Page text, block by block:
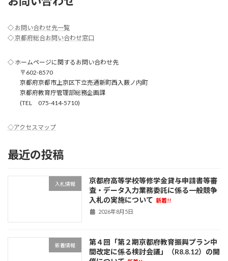
◇ お問い合わせ先一覧
◇京都府総合お問い合わせ窓口
◇ ホームページに関するお問い合わせ先
〒602-8570
京都府京都市上京区下立売通新町西入薮ノ内町
京都府教育庁管理部総務企画課
(TEL 075-414-5710)
◇アクセスマップ
最近の投稿
入札情報
京都府高等学校等修学金貸与申請書等審
査・データ入力業務委託に係る一般競争
入札の実施について 新着!!
2026年8月5日
新着情報
第４回「第２期京都府教育振興プラン中
間改定に係る検討会議」（R8.8.12）の開